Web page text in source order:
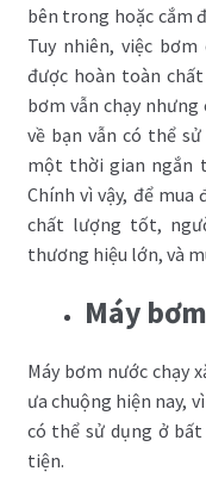
bên trong hoặc cắm
Tuy nhiên, việc
được hoàn toàn
bơm vẫn chạy
về bạn vẫn có thể
một thời gian ngắn
Chính vì vậy, để
chất lượng tốt,
thương hiệu lớn, và
Máy
Máy bơm nước chạy
ưa chuộng hiện nay,
có thể sử dụng ở
tiện.